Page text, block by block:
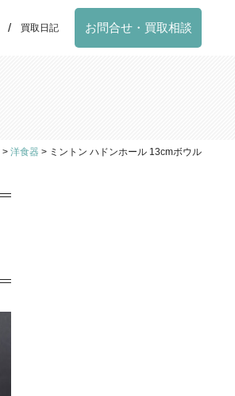
買取日記 お問合せ・買取相談
> 洋食器 > ミントン ハドンホール 13cmボウル